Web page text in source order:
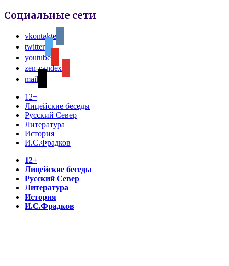
Социальные сети
vkontakte
twitter
youtube
zen-yandex
mail
12+
Лицейские беседы
Русский Север
Литература
История
И.С.Фрадков
12+
Лицейские беседы
Русский Север
Литература
История
И.С.Фрадков